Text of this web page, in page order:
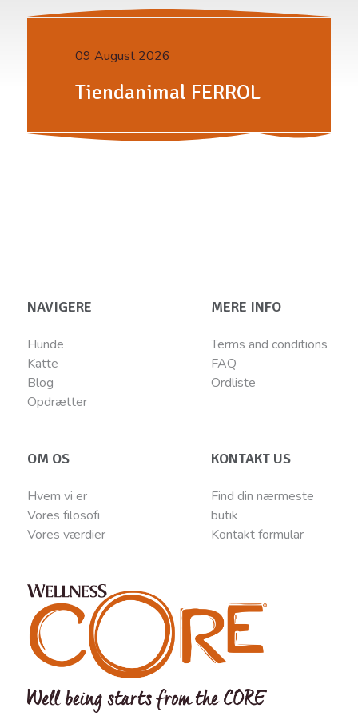
09 August 2026
Tiendanimal FERROL
NAVIGERE
Hunde
Katte
Blog
Opdrætter
MERE INFO
Terms and conditions
FAQ
Ordliste
OM OS
Hvem vi er
Vores filosofi
Vores værdier
KONTAKT US
Find din nærmeste
butik
Kontaktformular